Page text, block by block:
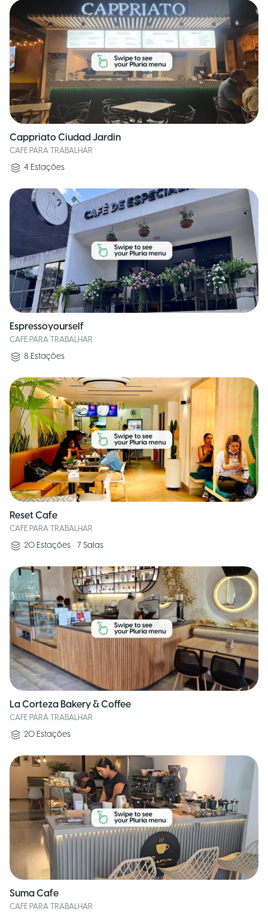
Cappriato Ciudad Jardin
CAFE PARA TRABALHAR
4 Estações
Espressoyourself
CAFE PARA TRABALHAR
8 Estações
Reset Cafe
CAFE PARA TRABALHAR
20 Estações • 7 Salas
La Corteza Bakery & Coffee
CAFE PARA TRABALHAR
20 Estações
Suma Cafe
CAFE PARA TRABALHAR